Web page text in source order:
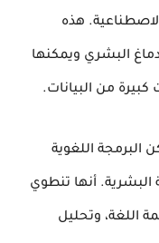
هذه
البشري ويمكنها
من البيانات.
البرمجة اللغوية
البشرية. أنها تنطوي
اللغة، وتحليل